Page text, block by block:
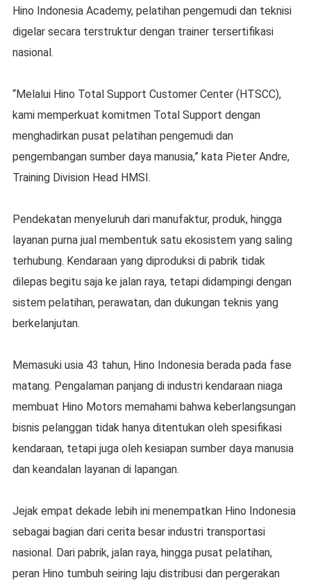
Hino Indonesia Academy, pelatihan pengemudi dan teknisi
digelar secara terstruktur dengan trainer tersertifikasi
nasional.
“Melalui Hino Total Support Customer Center (HTSCC),
kami memperkuat komitmen Total Support dengan
menghadirkan pusat pelatihan pengemudi dan
pengembangan sumber daya manusia,” kata Pieter Andre,
Training Division Head HMSI.
Pendekatan menyeluruh dari manufaktur, produk, hingga
layanan purna jual membentuk satu ekosistem yang saling
terhubung. Kendaraan yang diproduksi di pabrik tidak
dilepas begitu saja ke jalan raya, tetapi didampingi dengan
sistem pelatihan, perawatan, dan dukungan teknis yang
berkelanjutan.
Memasuki usia 43 tahun, Hino Indonesia berada pada fase
matang. Pengalaman panjang di industri kendaraan niaga
membuat Hino Motors memahami bahwa keberlangsungan
bisnis pelanggan tidak hanya ditentukan oleh spesifikasi
kendaraan, tetapi juga oleh kesiapan sumber daya manusia
dan keandalan layanan di lapangan.
Jejak empat dekade lebih ini menempatkan Hino Indonesia
sebagai bagian dari cerita besar industri transportasi
nasional. Dari pabrik, jalan raya, hingga pusat pelatihan,
peran Hino tumbuh seiring laju distribusi dan pergerakan